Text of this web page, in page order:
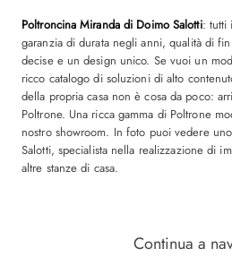
Poltroncina Miranda di Doimo Salotti: tutti
garanzia di durata negli anni, qualità di
decise e un design unico. Se vuoi un
ricco catalogo di soluzioni di alto
della propria casa non è cosa da poco:
Poltrone. Una ricca gamma di Poltrone
nostro showroom. In foto puoi vedere
Salotti, specialista nella realizzazione di
altre stanze di casa.
Continua a